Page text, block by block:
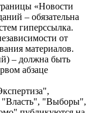
«Новости
– обязательна
гиперссылка.
от
материалов.
– должна быть
абзаце
"Власть", "Выборы",